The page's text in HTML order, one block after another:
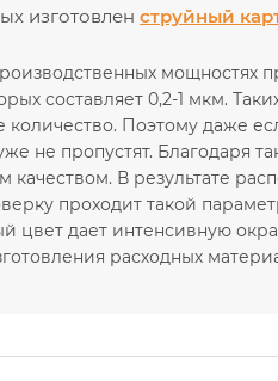
изготовлен струйный
мощностях
составляет 0,2-1 мкм.
количество. Поэтому даже
не пропустят. Благодаря
В результате
проходит такой
цвет дает интенсивную
расходных